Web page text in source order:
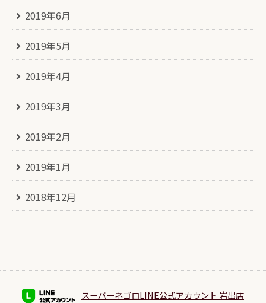
2019年6月
2019年5月
2019年4月
2019年3月
2019年2月
2019年1月
2018年12月
スーパーネゴロLINE公式アカウント 岩出店